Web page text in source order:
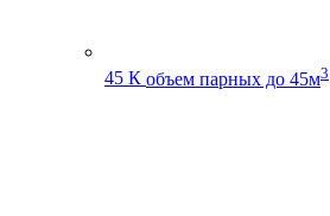
45 К объем парных до 45м3